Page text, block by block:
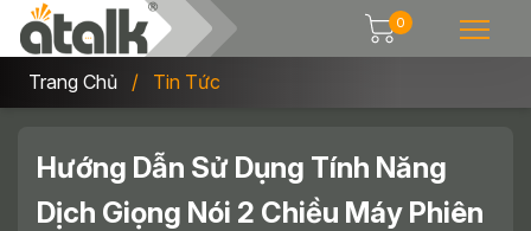
0
Trang Chủ Tin Tức
Hướng Dẫn Sử Dụng Tính Năng
Dịch Giọng Nói 2 Chiều Máy Phiên